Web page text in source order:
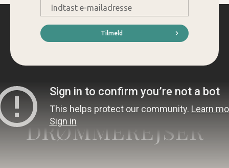
mail
*
Tilmeld
DRØMMEREJSER